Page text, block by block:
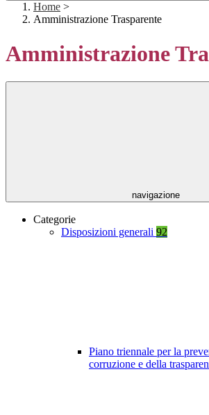
Home >
Amministrazione Trasparente
Amministrazione
navigazione
Categorie
Disposizioni generali 92
Piano triennale per la
corruzione e della